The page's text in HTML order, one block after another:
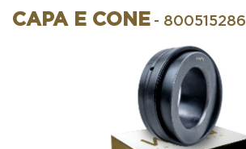
CAPA E CONE - 800515286